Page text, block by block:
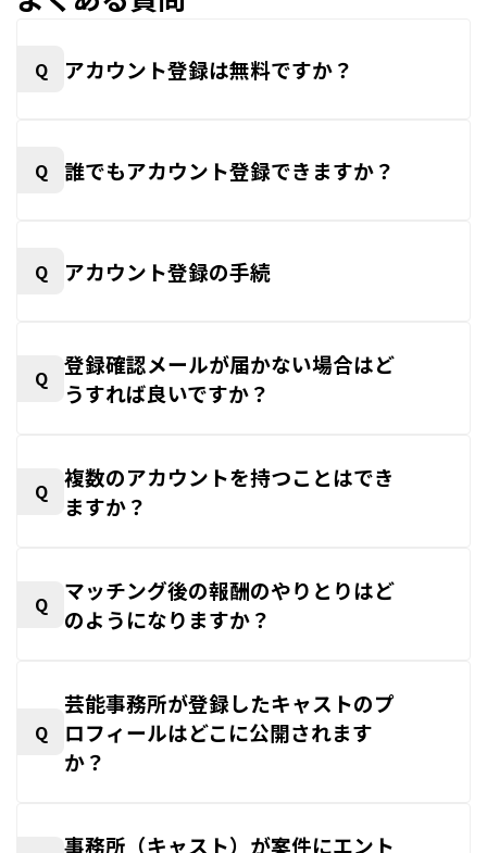
Q アカウント登録は無料ですか？
Q 誰でもアカウント登録できますか？
Q アカウント登録の手続
Q
登録確認メールが届かない場合はど
うすれば良いですか？
Q
複数のアカウントを持つことはでき
ますか？
Q
マッチング後の報酬のやりとりはど
のようになりますか？
Q
芸能事務所が登録したキャストのプ
ロフィールはどこに公開されます
か？
事務所（キャスト）が案件にエント